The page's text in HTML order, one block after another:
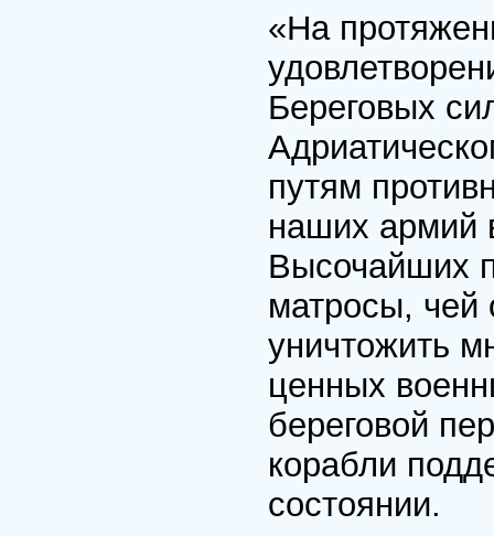
«На
Береговых
путям
наших армий
Высочайших
матросы, чей
уничтожить
ценных
береговой
корабли
состоянии.